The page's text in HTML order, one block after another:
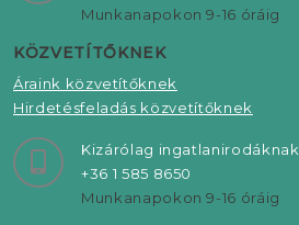
Munkanapokon 9-16 óráig
KÖZVETÍTŐKNEK
Áraink közvetítőknek
Hirdetésfeladás közvetítőknek
Kizárólag ingatlanirodáknak
+36 1 585 8650
Munkanapokon 9-16 óráig